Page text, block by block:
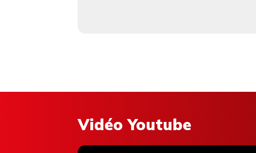
Vidéo Youtube